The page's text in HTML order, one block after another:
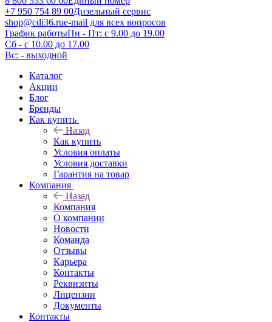
+7 950 754 89 00Дизельный сервис
shop@cdi36.rue-mail для всех вопросов
График работыПн - Пт: с 9.00 до 19.00
Сб - с 10.00 до 17.00
Вс: - выходной
Каталог
Акции
Блог
Бренды
Как купить
Назад
Как купить
Условия оплаты
Условия доставки
Гарантия на товар
Компания
Назад
Компания
О компании
Новости
Команда
Отзывы
Карьера
Контакты
Реквизиты
Лицензии
Документы
Контакты